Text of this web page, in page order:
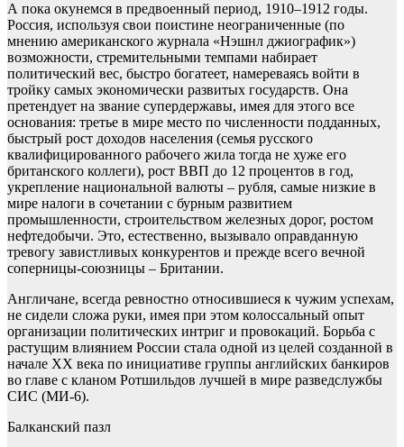
А пока окунемся в предвоенный период, 1910–1912 годы.
Россия, используя свои поистине неограниченные (по
мнению американского журнала «Нэшнл джиографик»)
возможности, стремительными темпами набирает
политический вес, быстро богатеет, намереваясь войти в
тройку самых экономически развитых государств. Она
претендует на звание супердержавы, имея для этого все
основания: третье в мире место по численности подданных,
быстрый рост доходов населения (семья русского
квалифицированного рабочего жила тогда не хуже его
британского коллеги), рост ВВП до 12 процентов в год,
укрепление национальной валюты – рубля, самые низкие в
мире налоги в сочетании с бурным развитием
промышленности, строительством железных дорог, ростом
нефтедобычи. Это, естественно, вызывало оправданную
тревогу завистливых конкурентов и прежде всего вечной
соперницы-союзницы – Британии.
Англичане, всегда ревностно относившиеся к чужим успехам,
не сидели сложа руки, имея при этом колоссальный опыт
организации политических интриг и провокаций. Борьба с
растущим влиянием России стала одной из целей созданной в
начале ХХ века по инициативе группы английских банкиров
во главе с кланом Ротшильдов лучшей в мире разведслужбы
СИС (МИ-6).
Балканский пазл